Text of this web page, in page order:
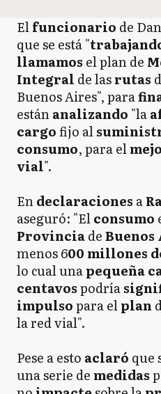
Elfuncionario de
que se está "
llamamos el plan de
Integral de lasrutas
Buenos Aires", para
estánanalizando "la
cargofijo al
consumo, para el
vial".
Endeclaraciones a
aseguró: "Elconsumo
ProvinciadeBuenos
menos 600 millones
lo cual unapequeña
centavospodría
impulsopara elplan
la red vial".
Pese a esto aclaró que
una serie de medidas